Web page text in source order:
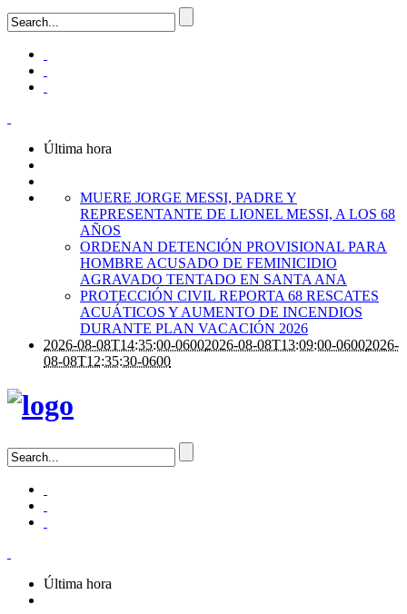
Última hora
MUERE JORGE MESSI, PADRE Y
REPRESENTANTE DE LIONEL MESSI, A LOS 68
AÑOS
ORDENAN DETENCIÓN PROVISIONAL PARA
HOMBRE ACUSADO DE FEMINICIDIO
AGRAVADO TENTADO EN SANTA ANA
PROTECCIÓN CIVIL REPORTA 68 RESCATES
ACUÁTICOS Y AUMENTO DE INCENDIOS
DURANTE PLAN VACACIÓN 2026
2026-08-08T14:35:00-06002026-08-08T13:09:00-06002026-
08-08T12:35:30-0600
Última hora